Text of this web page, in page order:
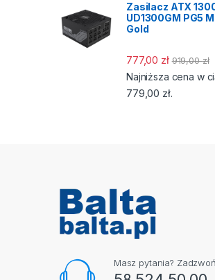
Zasilacz ATX
UD1300GM PG5
Gold
777,00 zł 919,00zł
Najniższa cena w
779,00 zł.
Masz pytania?